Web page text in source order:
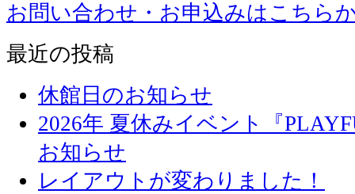
お問い合わせ・お申込みはこちら
最近の投稿
休館日のお知らせ
2026年 夏休みイベント『
お知らせ
レイアウトが変わりました！